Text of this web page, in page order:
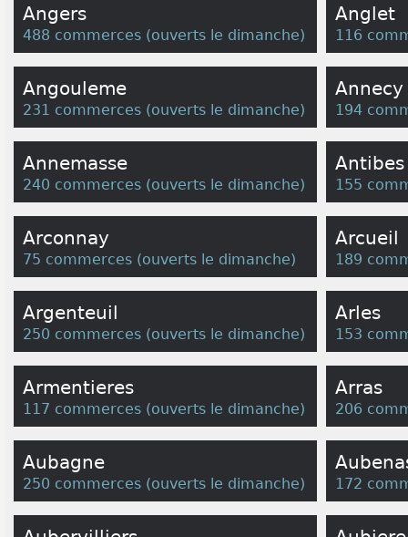
Angers
488 commerces (ouverts le dimanche)
Anglet
116
Angouleme
231 commerces (ouverts le dimanche)
Annecy
194
Annemasse
240 commerces (ouverts le dimanche)
Antibes
155
Arconnay
75 commerces (ouverts le dimanche)
Arcueil
189
Argenteuil
250 commerces (ouverts le dimanche)
Arles
153
Armentieres
117 commerces (ouverts le dimanche)
Arras
206
Aubagne
250 commerces (ouverts le dimanche) 172